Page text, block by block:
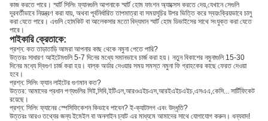
কাজ করতে পারে। স্মার্ট সিলিং ফ্যানগুলি আপনাকে স্মার্ট হোম ফাংশন অ্যাক্সেস করতে দেয়,যেখানে সেগুলি
দূরবর্তীভাবে নিয়ন্ত্রণ করা যায়, অথবা পূর্বনির্ধারিত তাপমাত্রা বা সময়সূচির উপর ভিত্তি করে স্বয়ংক্রিয়ভাবে চালু
করা যেতে পারে। এগুলি হোমকিট বা আলেকসার মতো বিদ্যমান স্মার্ট হোম ডিভাইসের সাথে সংযুক্ত করা যেতে
পারে।
পাইকারি ক্রেতাকে:
প্রশ্ন: কত তাড়াতাড়ি আমরা আপনার কাছ থেকে নমুনা পেতে পারি?
উত্তরঃ সাধারণ আইটেমগুলি 5-7 দিনের মধ্যে সমানভাবে চার্জ করা হয়। নতুন বিকাশের নমুনাগুলি 15-30
দিনের মধ্যে দ্বিগুণ চার্জ করা হয়। বাল্ক অর্ডার দেওয়ার সময় সমস্ত নমুনা ফি গ্রাহকের কাছে ফেরত দেওয়া
হবে।
প্রশ্ন: সিলিং ফ্যান লাইটের গুণমান কত?
উত্তর: আমাদের প্রধান পণ্যগুলির সিই,সিবি,ইটিএল,আরওএইচএস,আরইএইচএইচ,এসএএ,কেসি... সার্টিফিকেট
রয়েছে।
প্রশ্ন: সিলিং ফ্যানের স্পেসিফিকেশন কিভাবে পাবেন? ই-ক্যাটালগ এবং উদ্ধৃতি?
উত্তরঃ আরও তথ্যের জন্য ইমেইল বা অনলাইন চ্যাট এর মাধ্যমে আমাদের সাথে যোগাযোগ করুন। ধন্যবাদ!